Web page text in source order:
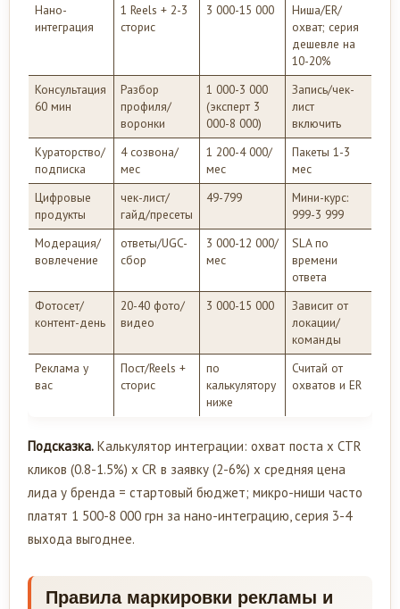
Нано-
интеграция
1 Reels + 2-3
сторис
3 000-15 000
Ниша/ER/
охват; серия
дешевле на
10-20%
Консультация
60 мин
Разбор
профиля/
воронки
1 000-3 000
(эксперт 3
000-8 000)
Запись/чек-
лист
включить
Кураторство/
подписка
4 созвона/
мес
1 200-4 000/
мес
Пакеты 1-3
мес
Цифровые
продукты
чек-лист/
гайд/пресеты
49-799
Мини-курс:
999-3 999
Модерация/
вовлечение
ответы/UGC-
сбор
3 000-12 000/
мес
SLA по
времени
ответа
Фотосет/
контент-день
20-40 фото/
видео
3 000-15 000
Зависит от
локации/
команды
Реклама у
вас
Пост/Reels +
сторис
по
калькулятору
ниже
Считай от
охватов и ER
Подсказка. Калькулятор интеграции: охват поста x CTR
кликов (0.8-1.5%) x CR в заявку (2-6%) x средняя цена
лида у бренда = стартовый бюджет; микро-ниши часто
платят 1 500-8 000 грн за нано-интеграцию, серия 3-4
выхода выгоднее.
Правила маркировки рекламы и